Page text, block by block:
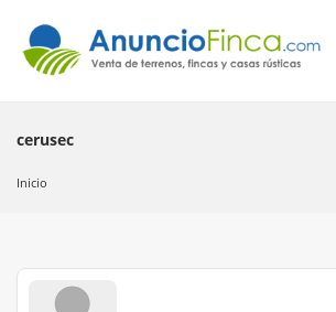
cerusec
Inicio